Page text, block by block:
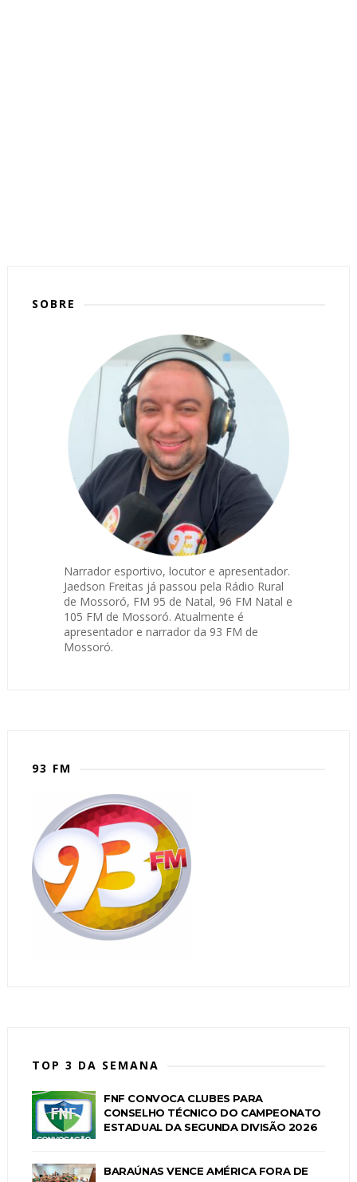
SOBRE
Narrador esportivo, locutor e apresentador.
Jaedson Freitas já passou pela Rádio Rural
de Mossoró, FM 95 de Natal, 96 FM Natal e
105 FM de Mossoró. Atualmente é
apresentador e narrador da 93 FM de
Mossoró.
93 FM
TOP 3 DA SEMANA
FNF CONVOCA CLUBES PARA
CONSELHO TÉCNICO DO CAMPEONATO
ESTADUAL DA SEGUNDA DIVISÃO 2026
BARAÚNAS VENCE AMÉRICA FORA DE